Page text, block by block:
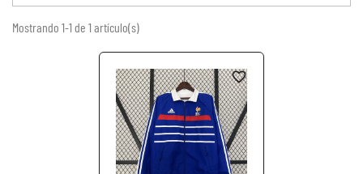
Mostrando 1-1 de 1 artículo(s)
favorite_border